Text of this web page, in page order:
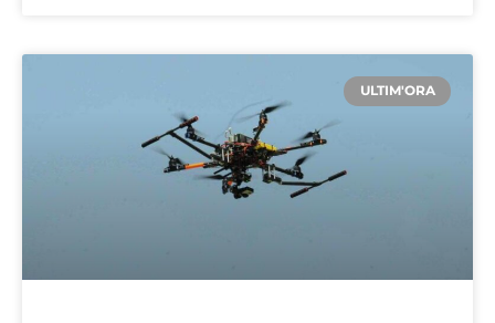
ULTIM'ORA